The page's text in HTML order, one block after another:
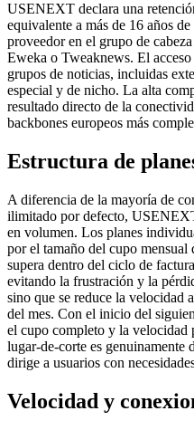
USENEXT declara una
equivalente a más de 16 años
proveedor en el grupo de
Eweka o Tweaknews. El
grupos de noticias, incluidas
especial y de nicho. La alta
resultado directo de la
backbones europeos más
Estructura de
A diferencia de la mayoría de
ilimitado por defecto,
en volumen. Los planes
por el tamaño del cupo
supera dentro del ciclo de
evitando la frustración y la
sino que se reduce la velocidad
del mes. Con el inicio del
el cupo completo y la velocidad
lugar-de-corte es genuinamente
dirige a usuarios con
Velocidad y